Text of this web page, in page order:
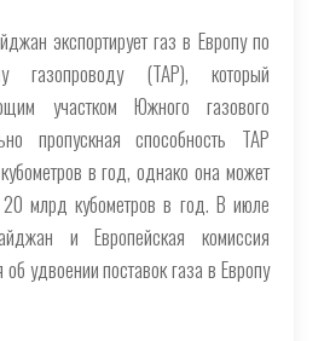
экспортирует газ в Европу по
газопроводу (TAP), который
участком Южного газового
пропускная способность TAP
в год, однако она может
млрд кубометров в год. В июле
и Европейская комиссия
удвоении поставок газа в Европу